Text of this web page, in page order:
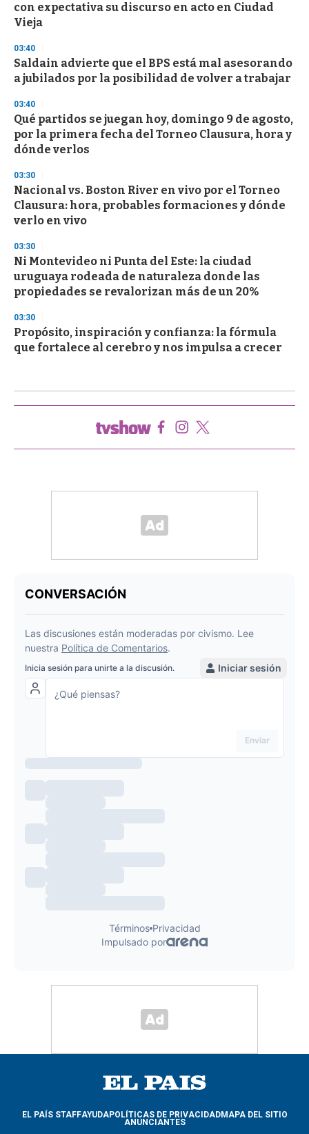
con expectativa su discurso en acto en Ciudad
Vieja
03:40
Saldain advierte que el BPS está mal asesorando
a jubilados por la posibilidad de volver a trabajar
03:40
Qué partidos se juegan hoy, domingo 9 de agosto,
por la primera fecha del Torneo Clausura, hora y
dónde verlos
03:30
Nacional vs. Boston River en vivo por el Torneo
Clausura: hora, probables formaciones y dónde
verlo en vivo
03:30
Ni Montevideo ni Punta del Este: la ciudad
uruguaya rodeada de naturaleza donde las
propiedades se revalorizan más de un 20%
03:30
Propósito, inspiración y confianza: la fórmula
que fortalece al cerebro y nos impulsa a crecer
EL PAÍS STAFFAYUDAPOLÍTICAS DE PRIVACIDADMAPA DEL SITIO
ANUNCIANTES